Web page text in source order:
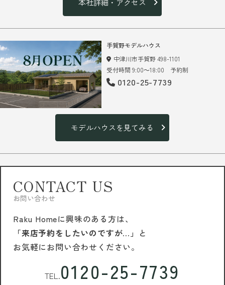
本社詳細・アクセス
手賀野モデルハウス
中津川市手賀野 498-1101
受付時間 9:00～18:00 予約制
0120-25-7739
モデルハウスを見てみる
CONTACT US
お問い合わせ
Raku Homeに興味のある方は、
「来店予約をしたいのですが…」 と
お気軽にお問い合わせください。
TEL.0120-25-7739